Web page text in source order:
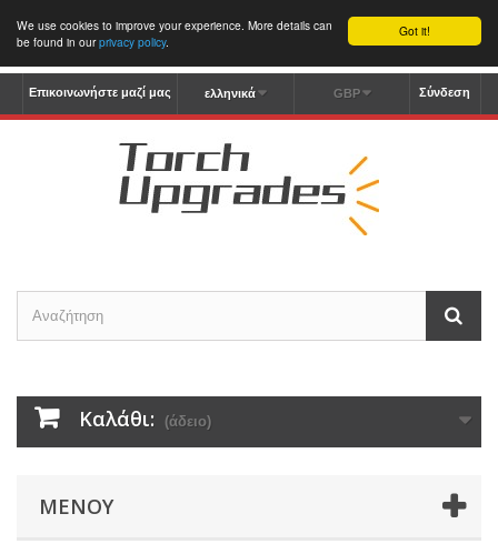
Got it!
We use cookies to improve your experience. More details can
be found in ourprivacy policy.
Σύνδεση
GBP
ελληνικά
Επικοινωνήστε μαζί μας
Καλάθι: (άδειο)
ΜΕΝΟΎ